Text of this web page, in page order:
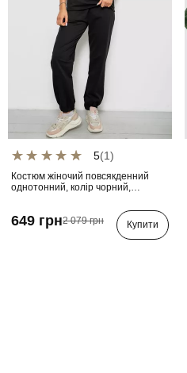
5(1)
Костюм жіночий повсякденний
однотонний, колір чорний,
649 грн2 079 грн Купити